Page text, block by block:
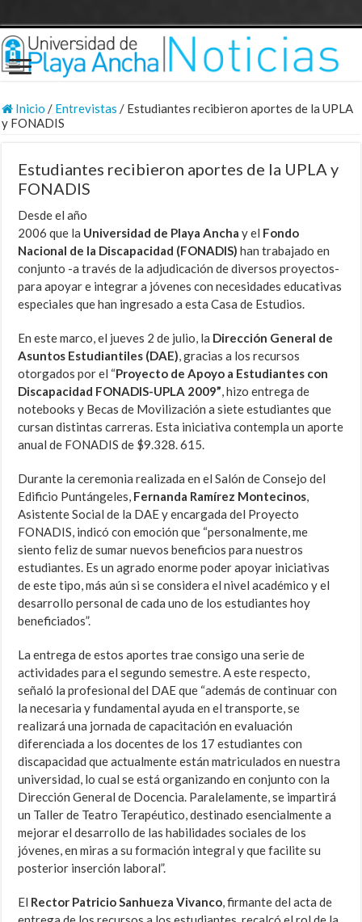
Inicio / Entrevistas / Estudiantes recibieron aportes de la UPLA
y FONADIS
Estudiantes recibieron aportes de la UPLA y
FONADIS
Desde el año
2006 que la Universidad de Playa Ancha y el Fondo
Nacional de la Discapacidad (FONADIS) han trabajado en
conjunto -a través de la adjudicación de diversos proyectos-
para apoyar e integrar a jóvenes con necesidades educativas
especiales que han ingresado a esta Casa de Estudios.
En este marco, el jueves 2 de julio, la Dirección General de
Asuntos Estudiantiles (DAE), gracias a los recursos
otorgados por el “Proyecto de Apoyo a Estudiantes con
Discapacidad FONADIS-UPLA 2009”, hizo entrega de
notebooks y Becas de Movilización a siete estudiantes que
cursan distintas carreras. Esta iniciativa contempla un aporte
anual de FONADIS de $9.328. 615.
Durante la ceremonia realizada en el Salón de Consejo del
Edificio Puntángeles, Fernanda Ramírez Montecinos,
Asistente Social de la DAE y encargada del Proyecto
FONADIS, indicó con emoción que “personalmente, me
siento feliz de sumar nuevos beneficios para nuestros
estudiantes. Es un agrado enorme poder apoyar iniciativas
de este tipo, más aún si se considera el nivel académico y el
desarrollo personal de cada uno de los estudiantes hoy
beneficiados”.
La entrega de estos aportes trae consigo una serie de
actividades para el segundo semestre. A este respecto,
señaló la profesional del DAE que “además de continuar con
la necesaria y fundamental ayuda en el transporte, se
realizará una jornada de capacitación en evaluación
diferenciada a los docentes de los 17 estudiantes con
discapacidad que actualmente están matriculados en nuestra
universidad, lo cual se está organizando en conjunto con la
Dirección General de Docencia. Paralelamente, se impartirá
un Taller de Teatro Terapéutico, destinado esencialmente a
mejorar el desarrollo de las habilidades sociales de los
jóvenes, en miras a su formación integral y que facilite su
posterior inserción laboral”.
El Rector Patricio Sanhueza Vivanco, firmante del acta de